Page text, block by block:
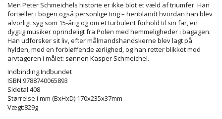
Men Peter Schmeichels historie er ikke blot et væld af triumfer. Han
fortæller i bogen også personlige ting – heriblandt hvordan han blev
alvorligt syg som 15-årig og om et turbulent forhold til sin far, en
dygtig musiker oprindeligt fra Polen med hemmeligheder i bagagen.
Han udforsker sit liv, efter målmandshandskerne blev lagt på
hylden, med en forbløffende ærlighed, og han retter blikket mod
arvtageren i målet: sønnen Kasper Schmeichel.
Indbinding:Indbundet
ISBN:9788740065893
Sidetal:408
Størrelse i mm (BxHxD):170x235x37mm
Vægt:829g